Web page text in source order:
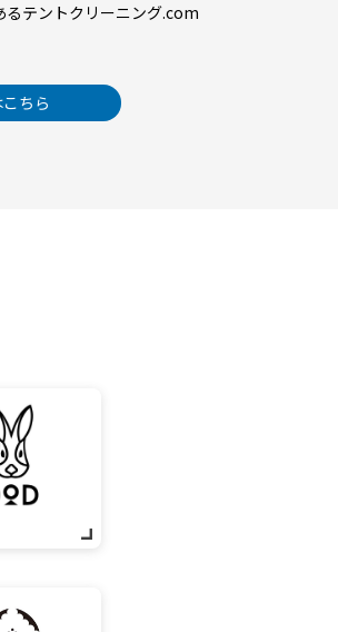
テントクリーニング.com
ちら